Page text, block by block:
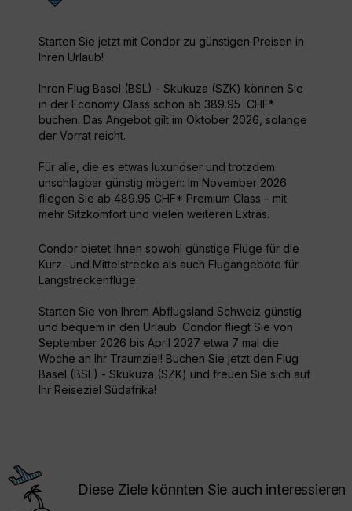
Starten Sie jetzt mit Condor zu günstigen Preisen in
Ihren Urlaub!
Ihren Flug Basel (BSL) - Skukuza (SZK) können Sie
in der Economy Class schon ab 389.95 CHF*
buchen. Das Angebot gilt im Oktober 2026, solange
der Vorrat reicht.
Für alle, die es etwas luxuriöser und trotzdem
unschlagbar günstig mögen: Im November 2026
fliegen Sie ab 489.95 CHF* Premium Class – mit
mehr Sitzkomfort und vielen weiteren Extras.
Condor bietet Ihnen sowohl günstige Flüge für die
Kurz- und Mittelstrecke als auch Flugangebote für
Langstreckenflüge.
Starten Sie von Ihrem Abflugsland Schweiz günstig
und bequem in den Urlaub. Condor fliegt Sie von
September 2026 bis April 2027 etwa 7 mal die
Woche an Ihr Traumziel! Buchen Sie jetzt den Flug
Basel (BSL) - Skukuza (SZK) und freuen Sie sich auf
Ihr Reiseziel Südafrika!
Diese Ziele könnten Sie auch interessieren